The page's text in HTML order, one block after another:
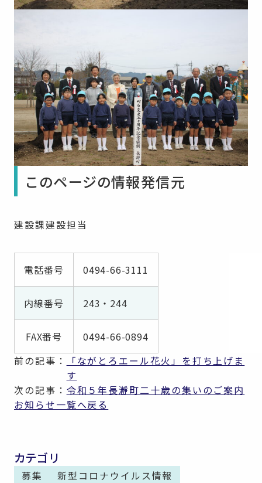
このページの情報発信元
建設課建設担当
電話番号 0494-66-3111
内線番号 243・244
FAX番号
0494-66-0894
前の記事：
「ながとろエール花火」を打ち上げま
す
次の記事： 令和５年長瀞町二十歳の集いのご案内
お知らせ一覧へ戻る
カテゴリ
募集
新型コロナウイルス情報